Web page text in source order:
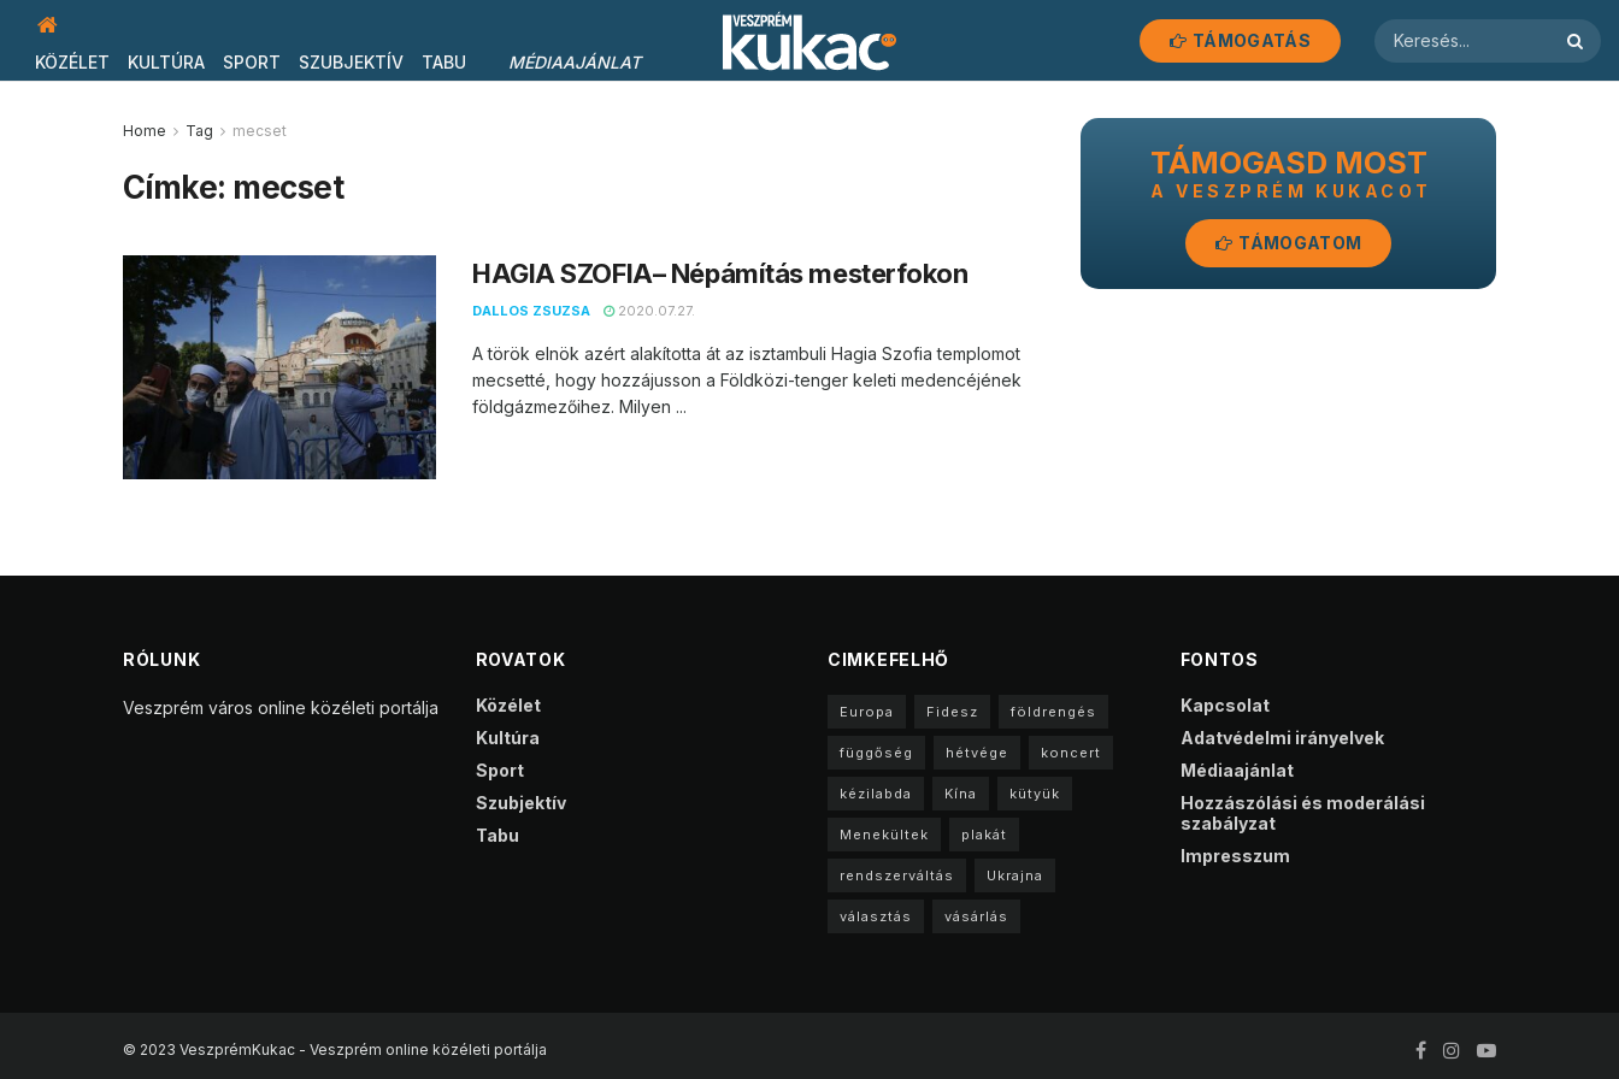
KÖZÉLET KULTÚRA SPORT SZUBJEKTÍV TABU MÉDIAAJÁNLAT
TÁMOGATÁS
Home Tag mecset
Címke: mecset
HAGIA SZOFIA– Népámítás mesterfokon
DALLOS ZSUZSA 2020.07.27.
A török elnök azért alakította át az isztambuli Hagia Szofia templomot
mecsetté, hogy hozzájusson a Földközi-tenger keleti medencéjének
földgázmezőihez. Milyen ...
TÁMOGASD MOST
A VESZPRÉM KUKACOT
TÁMOGATOM
RÓLUNK
Veszprém város online közéleti portálja
ROVATOK
Közélet
Kultúra
Sport
Szubjektív
Tabu
CIMKEFELHŐ
Europa Fidesz földrengés
függőség hétvége koncert
kézilabda Kína kütyük
Menekültek plakát
rendszerváltás Ukrajna
választás vásárlás
FONTOS
Kapcsolat
Adatvédelmi irányelvek
Médiaajánlat
Hozzászólási és moderálási
szabályzat
Impresszum
© 2023 VeszprémKukac - Veszprém online közéleti portálja